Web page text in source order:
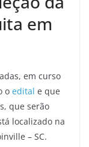
em
em curso
o edital e que
que serão
localizado na
– SC.